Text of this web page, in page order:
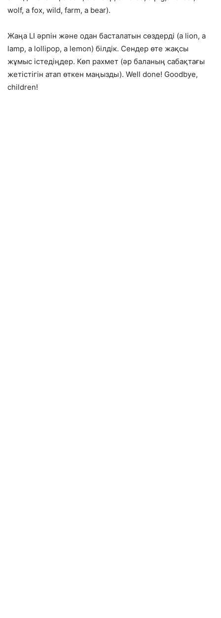
wolf, a fox, wild, farm, a bear).
Жаңа LI әрпін және одан басталатын сөздерді (a lion, a
lamp, а lollipop, a lemon) білдік. Сендер өте жақсы
жұмыс істедіңдер. Көп рахмет (әр баланың сабақтағы
жетістігін атап өткен маңызды). Well done! Goodbye,
children!